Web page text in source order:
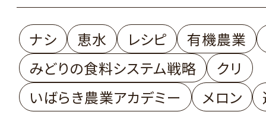
ナシ 恵水 レシピ
有機農業
みどりの食料システム戦略
クリ
いばらき農業アカデミー
メロン